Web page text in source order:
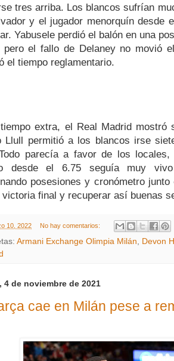
tres arriba. Los blancos sufrían
y el jugador menorquín desde
Yabusele perdió el balón en una
pero el fallo de Delaney no movió
el tiempo reglamentario.
extra, el Real Madrid
Llull permitió a los blancos irse
parecía a favor de los
desde el 6.75 seguía muy
posesiones y cronómetro
victoria final y recuperar así buenas
10, 2022 No hay comentarios:
Armani Exchange Olimpia Milán, Devon
4 de noviembre de 2021
cae en Milán pese a